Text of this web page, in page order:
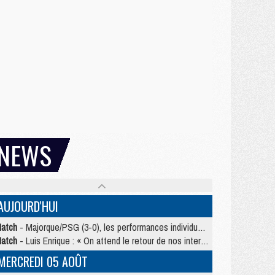
- Majorque/PSG (3-0), les performances individuelles
- Luis Enrique : « On attend le retour de nos internationaux »
05 AOÛT